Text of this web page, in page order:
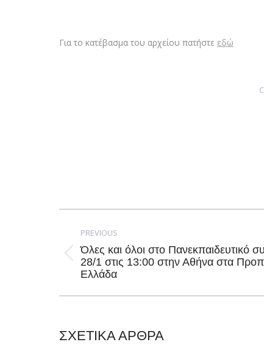
Για το κατέβασμα του αρχείου πατήστε εδώ
navigation
PREVIOUS
Previous
post:
Όλες και όλοι στο Πανεκπαιδευτικό
28/1 στις 13:00 στην Αθήνα στα
Ελλάδα
ΣΧΕΤΙΚΑ ΑΡΘΡΑ